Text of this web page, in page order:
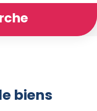
biens